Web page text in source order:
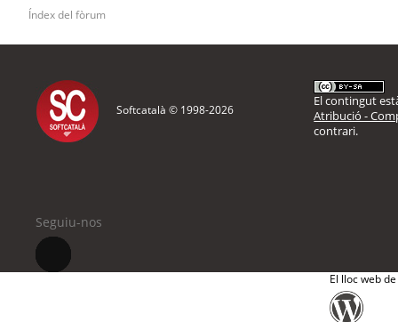
Índex del fòrum
Softcatalà © 1998-2026
El contingut
Atribució -
contrari.
Seguiu-nos
El lloc web